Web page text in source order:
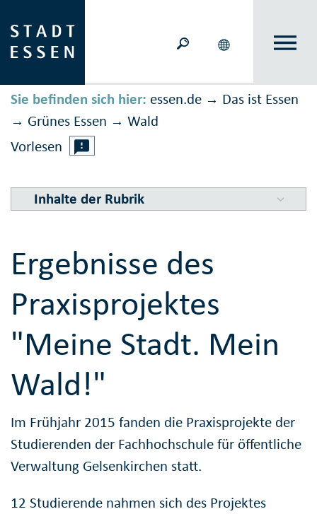
Sie befinden sich hier: essen.de → Das ist Essen
→ Grünes Essen → Wald
Vorlesen
Inhalte der Rubrik
Ergebnisse des
Praxisprojektes
"Meine Stadt. Mein
Wald!"
Im Frühjahr 2015 fanden die Praxisprojekte der
Studierenden der Fachhochschule für öffentliche
Verwaltung Gelsenkirchen statt.
12 Studierende nahmen sich des Projektes